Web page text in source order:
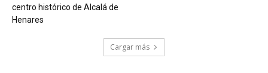
centro histórico de Alcalá de
Henares
Cargar más